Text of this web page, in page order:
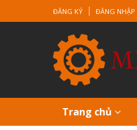
ĐĂNG KÝ ĐĂNG NHẬP
Trang chủ